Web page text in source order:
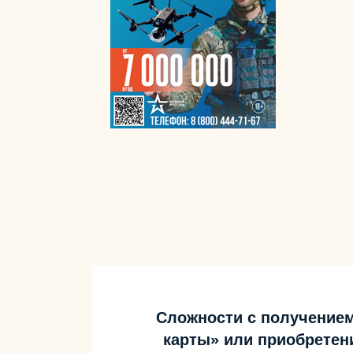
Сложности с
карты» или